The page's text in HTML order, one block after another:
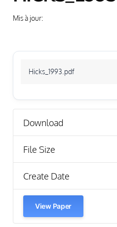
Mis à jour:
Hicks_1993.pdf
Download
File Size
Create Date
View Paper